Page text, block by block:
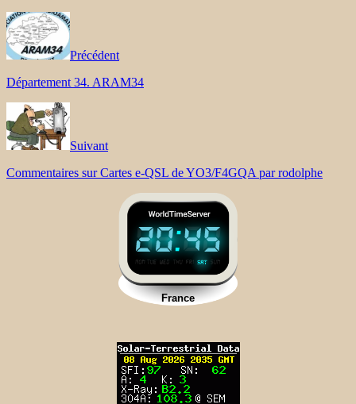
Précédent
Département 34. ARAM34
Suivant
Commentaires sur Cartes e-QSL de YO3/F4GQA par rodolphe